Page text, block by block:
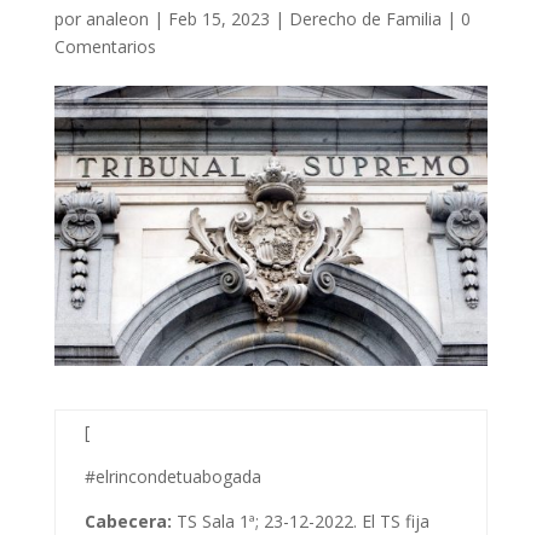
por analeon | Feb 15, 2023 | Derecho de Familia | 0
Comentarios
[
#elrincondetuabogada
Cabecera: TS Sala 1ª; 23-12-2022. El TS fija